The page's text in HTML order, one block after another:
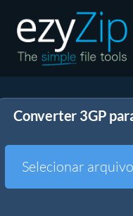
Descompactar
Outras Ferramentas
Converter 3GP
Selecionar